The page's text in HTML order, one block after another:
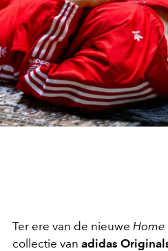
Ter ere van de nieuwe Home
collectie van adidas